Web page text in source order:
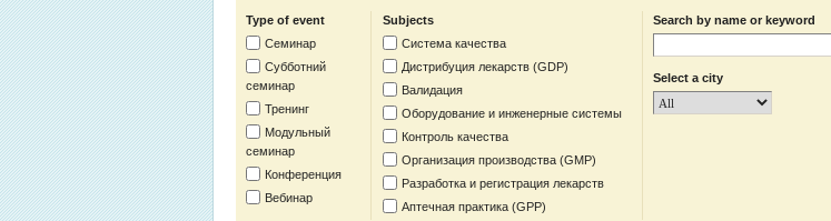
Type of event
Семинар
Субботний
семинар
Тренинг
Модульный
семинар
Конференция
Вебинар
Subjects
Система качества
Дистрибуция лекарств (GDP)
Валидация
Оборудование и инженерные системы
Контроль качества
Организация производства (GMP)
Разработка и регистрация лекарств
Аптечная практика (GPP)
Search by name or keyword
Select a city